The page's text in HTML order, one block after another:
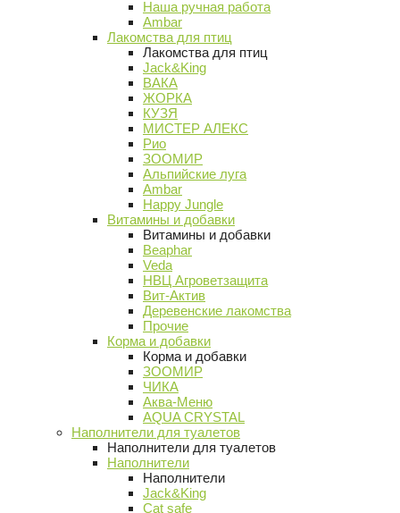
Наша ручная работа
Ambar
Лакомства для птиц
Лакомства для птиц
Jack&King
ВАКА
ЖОРКА
КУЗЯ
МИСТЕР АЛЕКС
Рио
ЗООМИР
Альпийские луга
Ambar
Happy Jungle
Витамины и добавки
Витамины и добавки
Beaphar
Veda
НВЦ Агроветзащита
Вит-Актив
Деревенские лакомства
Прочие
Корма и добавки
Корма и добавки
ЗООМИР
ЧИКА
Аква-Меню
AQUA CRYSTAL
Наполнители для туалетов
Наполнители для туалетов
Наполнители
Наполнители
Jack&King
Cat safe